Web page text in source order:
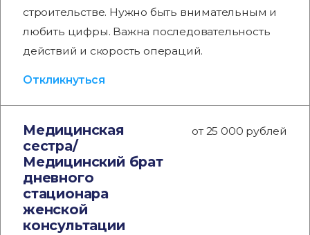
строительстве. Нужно быть внимательным и
любить цифры. Важна последовательность
действий и скорость операций.
Откликнуться
Медицинская
сестра/
Медицинский брат
дневного
стационара
женской
консультации
от 25 000 рублей